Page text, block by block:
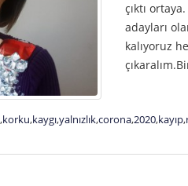
çıktı
adayları
kalıyoruz
,korku,kaygı,yalnızlık,corona,2020,kayıp,